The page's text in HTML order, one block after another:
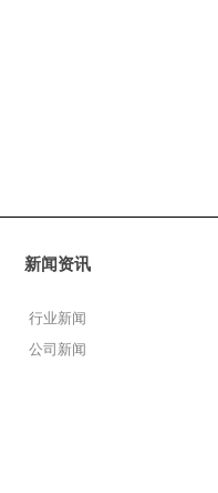
新闻资讯
行业新闻
公司新闻